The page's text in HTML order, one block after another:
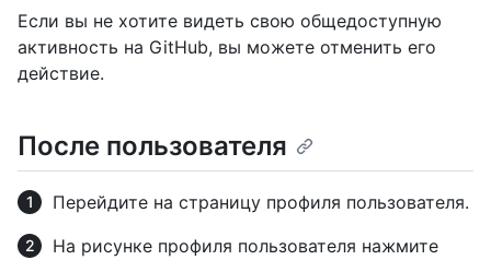
Если вы не хотите видеть свою общедоступную
активность на GitHub, вы можете отменить его
действие.
После пользователя
Перейдите на страницу профиля пользователя.
На рисунке профиля пользователя нажмите